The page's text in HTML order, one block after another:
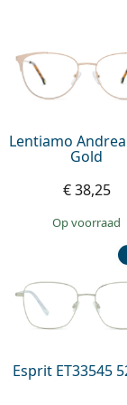
Lentiamo
Gold
€ 38,25
op voorraad
Esprit ET33545